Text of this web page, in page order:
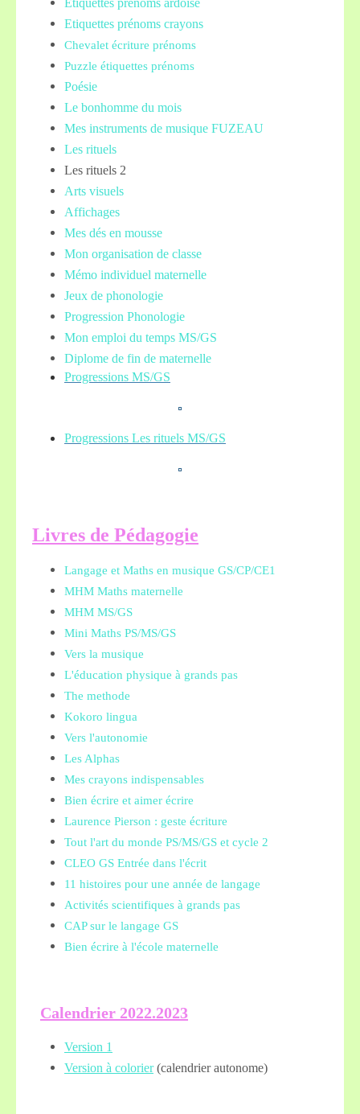
Etiquettes prénoms ardoise
Etiquettes prénoms crayons
Chevalet écriture prénoms
Puzzle étiquettes prénoms
Poésie
Le bonhomme du mois
Mes instruments de musique FUZEAU
Les rituels
Les rituels 2
Arts visuels
Affichages
Mes dés en mousse
Mon organisation de classe
Mémo individuel maternelle
Jeux de phonologie
Progression Phonologie
Mon emploi du temps MS/GS
Diplome de fin de maternelle
Progressions MS/GS
Progressions Les rituels MS/GS
Livres de Pédagogie
Langage et Maths en musique GS/CP/CE1
MHM Maths maternelle
MHM MS/GS
Mini Maths PS/MS/GS
Vers la musique
L'éducation physique à grands pas
The methode
Kokoro lingua
Vers l'autonomie
Les Alphas
Mes crayons indispensables
Bien écrire et aimer écrire
Laurence Pierson : geste écriture
Tout l'art du monde PS/MS/GS et cycle 2
CLEO GS Entrée dans l'écrit
11 histoires pour une année de langage
Activités scientifiques à grands pas
CAP sur le langage GS
Bien écrire à l'école maternelle
Calendrier 2022.2023
Version 1
Version à colorier(calendrier autonome)